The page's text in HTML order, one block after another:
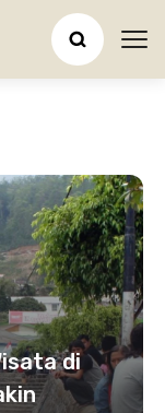
di